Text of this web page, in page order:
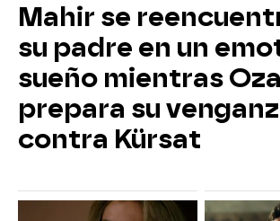
Mahir se
su padre en un
sueño mientras
prepara su
contra Kürsat